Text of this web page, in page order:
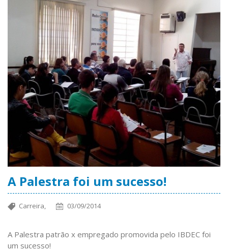
A Palestra foi um sucesso!
Carreira, 03/09/2014
A Palestra patrão x empregado promovida pelo IBDEC foi
um sucesso!